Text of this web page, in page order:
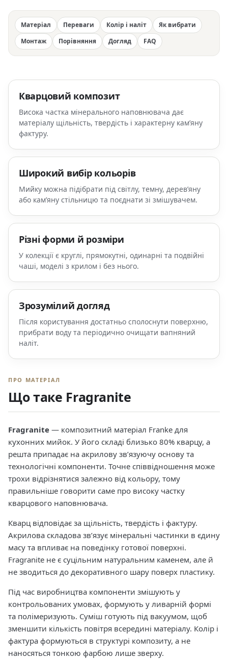
Матеріал Переваги Колір і наліт
Як вибрати
Монтаж
Порівняння Догляд FAQ
Кварцовий композит
Висока частка мінерального наповнювача дає
матеріалу щільність, твердість і характерну кам’яну
фактуру.
Широкий вибір кольорів
Мийку можна підібрати під світлу, темну, дерев’яну
або кам’яну стільницю та поєднати зі змішувачем.
Різні форми й розміри
У колекції є круглі, прямокутні, одинарні та подвійні
чаші, моделі з крилом і без нього.
Зрозумілий догляд
Після користування достатньо сполоснути поверхню,
прибрати воду та періодично очищати вапняний
наліт.
ПРО МАТЕРІАЛ
Що таке Fragranite
Fragranite — композитний матеріал Franke для
кухонних мийок. У його складі близько 80% кварцу, а
решта припадає на акрилову зв’язуючу основу та
технологічні компоненти. Точне співвідношення може
трохи відрізнятися залежно від кольору, тому
правильніше говорити саме про високу частку
кварцового наповнювача.
Кварц відповідає за щільність, твердість і фактуру.
Акрилова складова зв’язує мінеральні частинки в єдину
масу та впливає на поведінку готової поверхні.
Fragranite не є суцільним натуральним каменем, але й
не зводиться до декоративного шару поверх пластику.
Під час виробництва компоненти змішують у
контрольованих умовах, формують у ливарній формі
та полімеризують. Суміш готують під вакуумом, щоб
зменшити кількість повітря всередині матеріалу. Колір і
фактура формуються в структурі композиту, а не
наносяться тонкою фарбою лише зверху.